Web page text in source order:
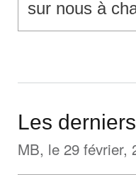
sur nous à
Les
MB, le 29 février,